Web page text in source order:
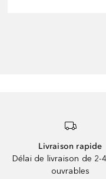
Livraison rapide
Délai de livraison de 2-
ouvrables